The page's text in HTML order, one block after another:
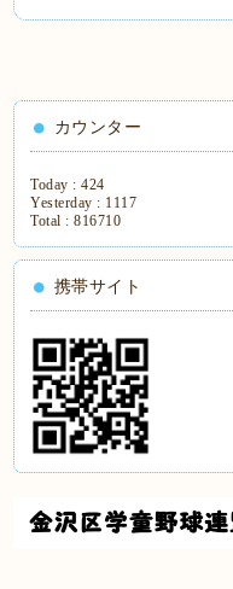
カウンター
Today :424
Yesterday : 1117
Total :816710
携帯サイト